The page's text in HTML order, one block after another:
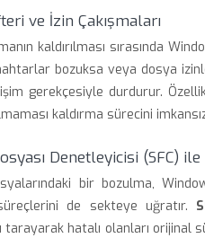
ve İzin Çakışmaları
kaldırılması sırasında
bozuksa veya dosya
gerekçesiyle durdurur.
kaldırma sürecini
Denetleyicisi (SFC) ile
bir bozulma,
de sekteye uğratır.
tarayarak hatalı olanları orijinal